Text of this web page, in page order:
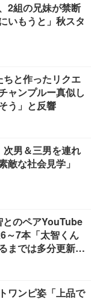
2組の兄妹が禁断
いもうと」秋スタ
と作ったリクエ
ャンプルー真似し
う」と反響
男＆三男を連れ
敵な社会見学」
のペアYouTube
～7本「太智くん
までは多分更新が
ワンピ姿「上品で